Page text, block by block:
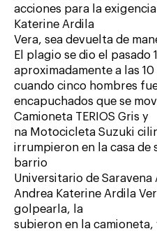
acciones para la
Katerine Ardila
Vera, sea devuelta de
El plagio se dio el pasado
aproximadamente a las
cuando cinco hombres
encapuchados que se
Camioneta TERIOS Gris y
na Motocicleta Suzuki
irrumpieron en la casa de
barrio
Universitario de
Andrea Katerine Ardila
golpearla, la
subieron en la